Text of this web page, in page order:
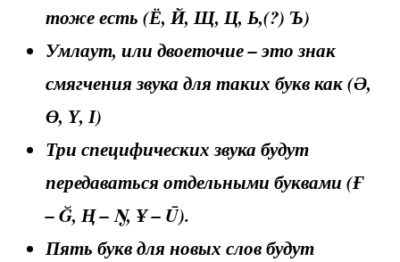
тоже есть (Ё, Й, Щ, Ц, Ь,(?) Ъ)
Умлаут, или двоеточие – это знак
смягчения звука для таких букв как (Ә,
Ө, Ү, І)
Три специфических звука будут
передаваться отдельными буквами (Ғ
– Ğ, Ң – Ŋ, Ұ – Ū).
Пять букв для новых слов будут